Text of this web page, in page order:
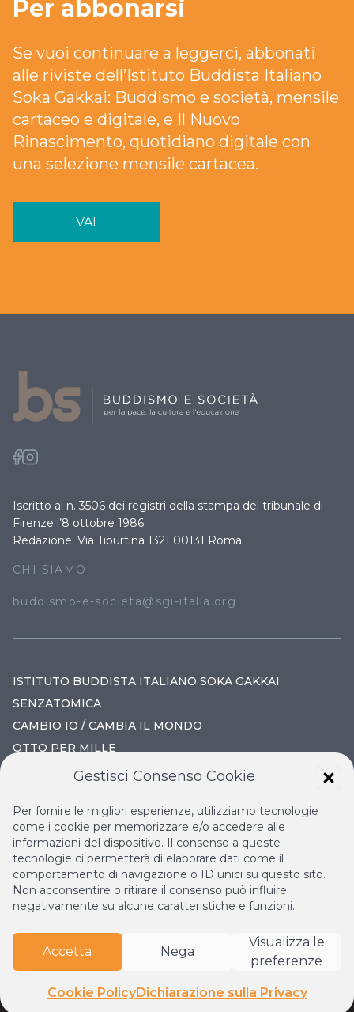
Per abbonarsi
Se vuoi continuare a leggerci, abbonati
alle riviste dell’Istituto Buddista Italiano
Soka Gakkai: Buddismo e società, mensile
cartaceo e digitale, e Il Nuovo
Rinascimento, quotidiano digitale con
una selezione mensile cartacea.
VAI
Iscritto al n. 3506 dei registri della stampa del tribunale di
Firenze l’8 ottobre 1986
Redazione: Via Tiburtina 1321 00131 Roma
CHI SIAMO
buddismo-e-societa@sgi-italia.org
ISTITUTO BUDDISTA ITALIANO SOKA GAKKAI
SENZATOMICA
CAMBIO IO / CAMBIA IL MONDO
OTTO PER MILLE
IL VOLO CONTINUO
LA BIBLIOTECA DI NICHIREN
ESPERIA
Istituto Buddista Italiano Soka Gakkai.
Firenze • Privacy
Gestisci Consenso Cookie
Per fornire le migliori esperienze, utilizziamo tecnologie
come i cookie per memorizzare e/o accedere alle
informazioni del dispositivo. Il consenso a queste
tecnologie ci permetterà di elaborare dati come il
comportamento di navigazione o ID unici su questo sito.
Non acconsentire o ritirare il consenso può influire
negativamente su alcune caratteristiche e funzioni.
Accetta Nega
Visualizza le
preferenze
Cookie PolicyDichiarazione sulla Privacy